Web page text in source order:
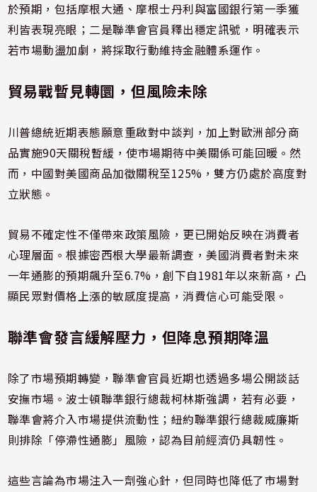
於預期，包括摩根大通、摩根士丹利與富國銀行第一季獲
利皆表現亮眼；二是聯準會官員釋出穩定訊號，明確表示
若市場動盪加劇，將採取行動維持金融體系運作。
貿易戰暫見轉圜，但風險未除
川普總統近期表態願意重啟對中談判，加上對歐洲部分商
品實施90天關稅暫緩，使市場期待中美關係可能回暖。然
而，中國對美國商品加徵關稅至125%，雙方仍處於高度對
立狀態。
貿易不確定性不僅帶來政策風險，更已開始反映在消費者
心理層面。根據密西根大學最新調查，美國消費者對未來
一年通膨的預期飆升至6.7%，創下自1981年以來新高，凸
顯民眾對價格上漲的敏感度提高，消費信心可能受限。
聯準會發言緩解壓力，但降息預期降溫
除了市場預期轉變，聯準會官員近期也透過多場公開談話
安撫市場。波士頓聯準銀行總裁柯林斯強調，若有必要，
聯準會將介入市場提供流動性；紐約聯準銀行總裁威廉斯
則排除「停滯性通膨」風險，認為目前經濟仍具韌性。
這些言論為市場注入一劑強心針，但同時也降低了市場對